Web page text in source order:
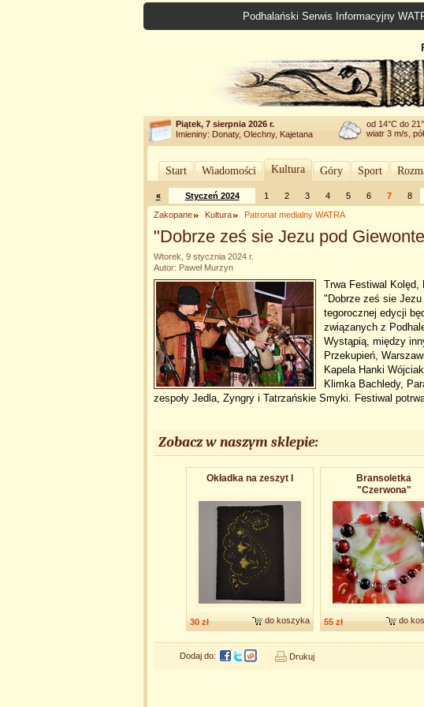
Podhalański Serwis Informacyjny
Piątek, 7 sierpnia 2026 r.
Imieniny: Donaty, Olechny, Kajetana
od 14°C do
wiatr 3 m/s,
Start Wiadomości Kultura Góry Sport
« Styczeń 2024 1 2 3 4 5 6 7 8
Zakopane Kultura Patronat medialny WATRA
"Dobrze ześ sie Jezu pod
Wtorek, 9 stycznia 2024 r.
Autor: Paweł Murzyn
Trwa Festiwal Kolęd,
"Dobrze ześ sie Jezu
tegorocznej edycji
związanych z
Wystąpią, między
Przekupień,
Kapela Hanki
Klimka Bachledy,
zespoły Jedla, Zyngry i Tatrzańskie Smyki. Festiwal
Zobacz w naszym sklepie:
Okładka na zeszyt I
30 zł do koszyka
Bransoletka
"Czerwona"
55 zł do
Dodaj do: Drukuj